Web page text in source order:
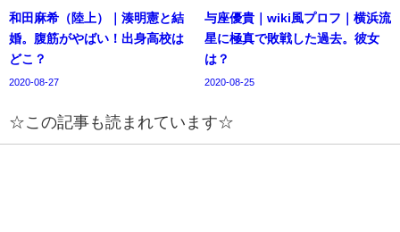
和田麻希（陸上）｜湊明憲と結
婚。腹筋がやばい！出身高校は
どこ？
2020-08-27
与座優貴｜wiki風プロフ｜横浜流
星に極真で敗戦した過去。彼女
は？
2020-08-25
☆この記事も読まれています☆